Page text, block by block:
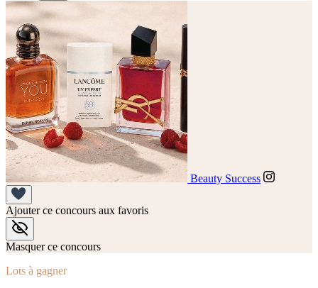
Beauty Success
Ajouter ce concours aux favoris
Masquer ce concours
Lots à gagner